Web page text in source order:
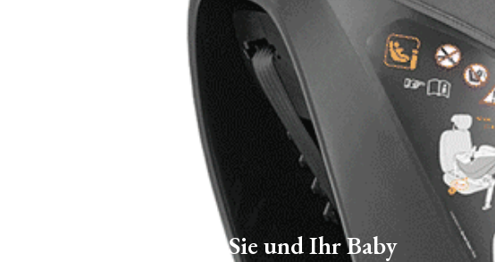
360° Komfort für Sie und Ihr Baby